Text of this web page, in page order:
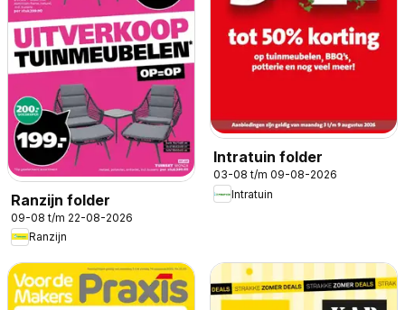
Ranzijn folder
09-08 t/m 22-08-2026
Ranzijn
Intratuin folder
03-08 t/m 09-08-2026
Intratuin